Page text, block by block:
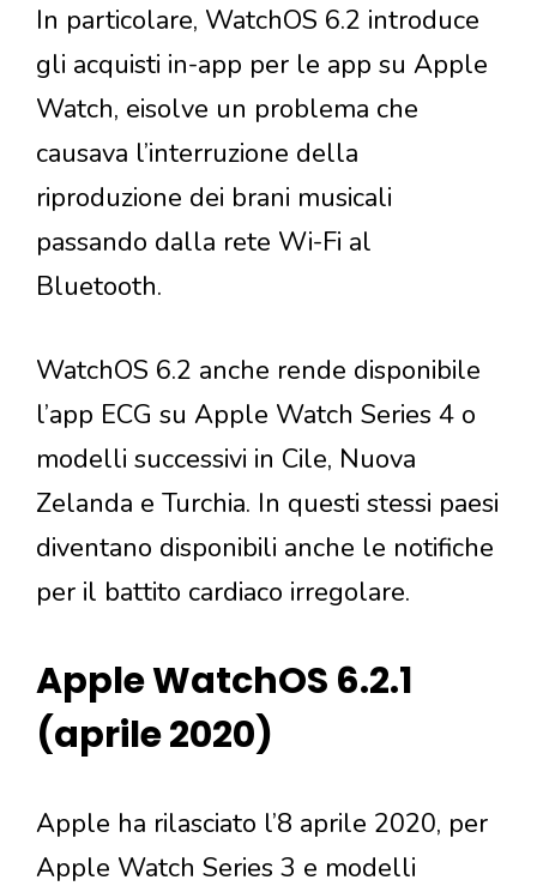
In particolare, WatchOS 6.2 introduce
gli acquisti in-app per le app su Apple
Watch, eisolve un problema che
causava l’interruzione della
riproduzione dei brani musicali
passando dalla rete Wi-Fi al
Bluetooth.
WatchOS 6.2 anche rende disponibile
l’app ECG su Apple Watch Series 4 o
modelli successivi in Cile, Nuova
Zelanda e Turchia. In questi stessi paesi
diventano disponibili anche le notifiche
per il battito cardiaco irregolare.
Apple WatchOS 6.2.1
(aprile 2020)
Apple ha rilasciato l’8 aprile 2020, per
Apple Watch Series 3 e modelli